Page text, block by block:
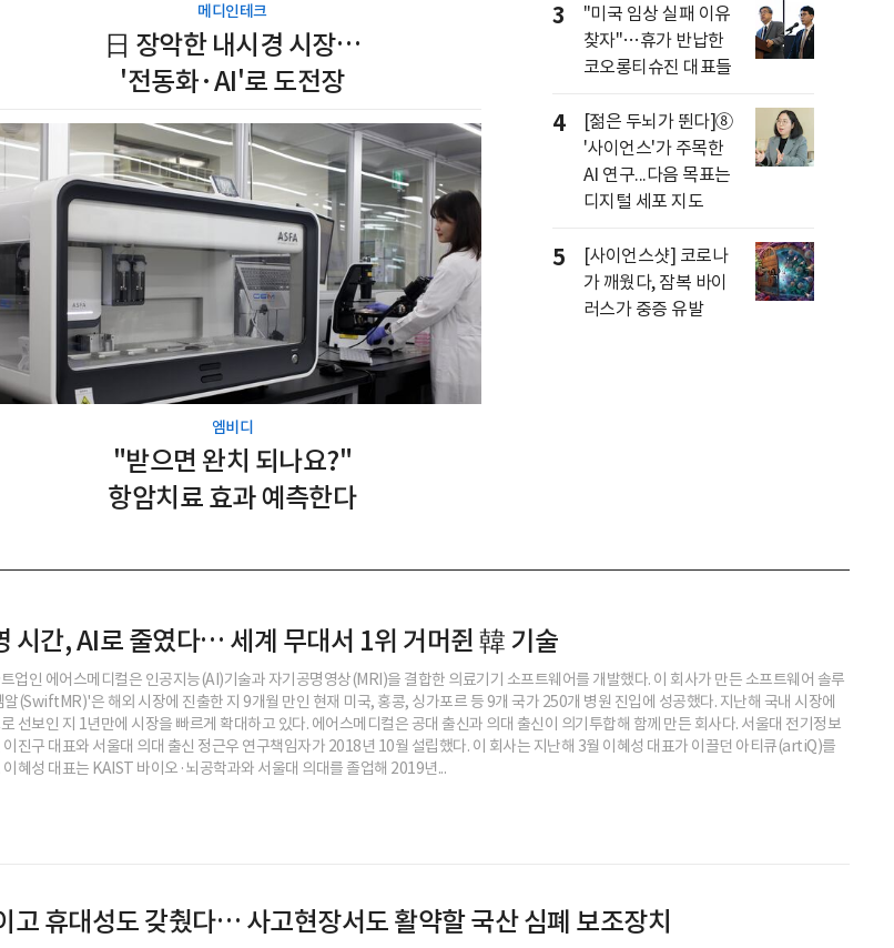
메디인테크
日 장악한 내시경 시장…
'전동화·AI'로 도전장
엠비디
"받으면 완치 되나요?"
항암치료 효과 예측한다
3
"미국 임상 실패 이유
찾자"…휴가 반납한
코오롱티슈진 대표들
4
[젊은 두뇌가 뛴다]⑧
'사이언스'가 주목한
AI 연구...다음 목표는
디지털 세포 지도
5
[사이언스샷] 코로나
가 깨웠다, 잠복 바이
러스가 중증 유발
시간, AI로 줄였다… 세계 무대서 1위 거머쥔 韓 기술
업인 에어스메디컬은 인공지능(AI)기술과 자기공명영상(MRI)을 결합한 의료기기 소프트웨어를 개발했다. 이 회사가 만든 소프트웨어 솔루
(SwiftMR)'은 해외 시장에 진출한 지 9개월 만인 현재 미국, 홍콩, 싱가포르 등 9개 국가 250개 병원 진입에 성공했다. 지난해 국내 시장에
선보인 지 1년만에 시장을 빠르게 확대하고 있다. 에어스메디컬은 공대 출신과 의대 출신이 의기투합해 함께 만든 회사다. 서울대 전기정보
이진구 대표와 서울대 의대 출신 정근우 연구책임자가 2018년 10월 설립했다. 이 회사는 지난해 3월 이혜성 대표가 이끌던 아티큐(artiQ)를
혜성 대표는 KAIST 바이오·뇌공학과와 서울대 의대를 졸업해 2019년...
고 휴대성도 갖췄다… 사고현장서도 활약할 국산 심폐 보조장치